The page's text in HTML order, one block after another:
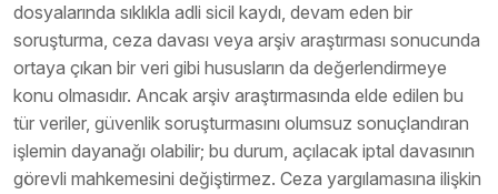
dosyalarında sıklıkla adli sicil kaydı, devam eden bir
soruşturma, ceza davası veya arşiv araştırması sonucunda
ortaya çıkan bir veri gibi hususların da değerlendirmeye
konu olmasıdır. Ancak arşiv araştırmasında elde edilen bu
tür veriler, güvenlik soruşturmasını olumsuz sonuçlandıran
işlemin dayanağı olabilir; bu durum, açılacak iptal davasının
görevli mahkemesini değiştirmez. Ceza yargılamasına ilişkin